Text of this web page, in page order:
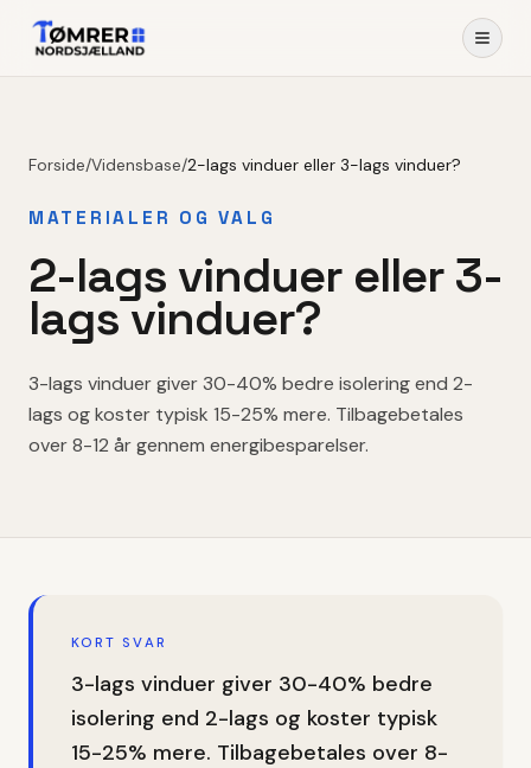
Forside/Vidensbase/2-lags vinduer eller 3-lags vinduer?
MATERIALER OG VALG
2-lags vinduer eller 3-
lags vinduer?
3-lags vinduer giver 30-40% bedre isolering end 2-
lags og koster typisk 15-25% mere. Tilbagebetales
over 8-12 år gennem energibesparelser.
KORT SVAR
3-lags vinduer giver 30-40% bedre
isolering end 2-lags og koster typisk
15-25% mere. Tilbagebetales over 8-